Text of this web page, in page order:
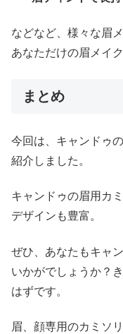
などなど、様々な眉
あなただけの眉メイ
まとめ
今回は、キャンドゥ
紹介しました。
キャンドゥの眉用カ
デザインも豊富。
ぜひ、あなたもキャ
いかがでしょうか？
はずです。
眉、顔専用のカミソ